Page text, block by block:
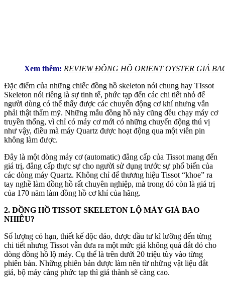
Xem thêm: REVIEW ĐỒNG HỒ ORIENT OYSTER GIÁ
Đặc điểm của những chiếc đồng hồ skeleton nói chung hay TIssot
Skeleton nói riêng là sự tinh tế, phức tạp đến các chi tiết nhỏ để
người dùng có thể thấy được các chuyển động cơ khí nhưng vẫn
phải thật thẩm mỹ. Những mẫu đồng hồ này cũng đều chạy máy cơ
truyền thống, vì chỉ có máy cơ mới có những chuyển động thú vị
như vậy, điều mà máy Quartz được hoạt động qua một viên pin
không làm được.
Đây là một dòng máy cơ (automatic) đẳng cấp của Tissot mang đến
giá trị, đẳng cấp thực sự cho người sử dụng trước sự phổ biến của
các dòng máy Quartz. Không chỉ để thương hiệu Tissot “khoe” ra
tay nghề làm đồng hồ rất chuyên nghiệp, mà trong đó còn là giá trị
của 170 năm làm đồng hồ cơ khí của hãng.
2. ĐỒNG HỒ TISSOT SKELETON LỘ MÁY GIÁ BAO
NHIÊU?
Số lượng có hạn, thiết kế độc đáo, được đầu tư kĩ lưỡng đến từng
chi tiết nhưng Tissot vẫn đưa ra một mức giá không quá đắt đỏ cho
dòng đồng hồ lộ máy. Cụ thể là trên dưới 20 triệu tùy vào từng
phiên bản. Những phiên bản được làm nên từ những vật liệu đắt
giá, bộ máy càng phức tạp thì giá thành sẽ càng cao.